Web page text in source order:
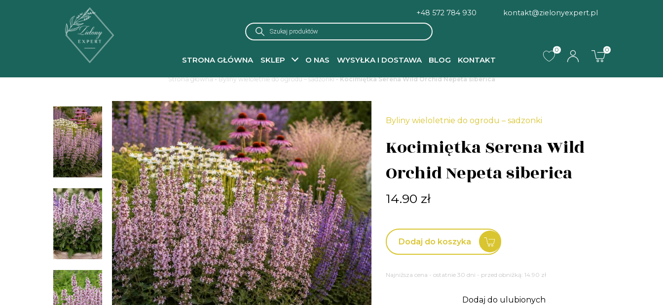
+48 572 784 930
kontakt@zielonyexpert.pl
Wyszukiwarka
produktów
STRONA GŁÓWNA SKLEP O NAS WYSYŁKA I DOSTAWA BLOG KONTAKT
0 0
Strona główna-Byliny wieloletnie do ogrodu – sadzonki- Kocimiętka Serena Wild Orchid Nepeta siberica
Byliny wieloletnie do ogrodu – sadzonki
Kocimiętka Serena Wild
Orchid Nepeta siberica
14.90 zł
Dodaj do koszyka
Najniższa cena - ostatnie 30 dni - przed obniżką: 14.90 zł
Dodaj do ulubionych